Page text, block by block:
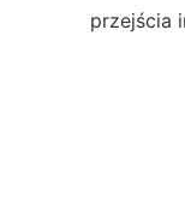
przejścia